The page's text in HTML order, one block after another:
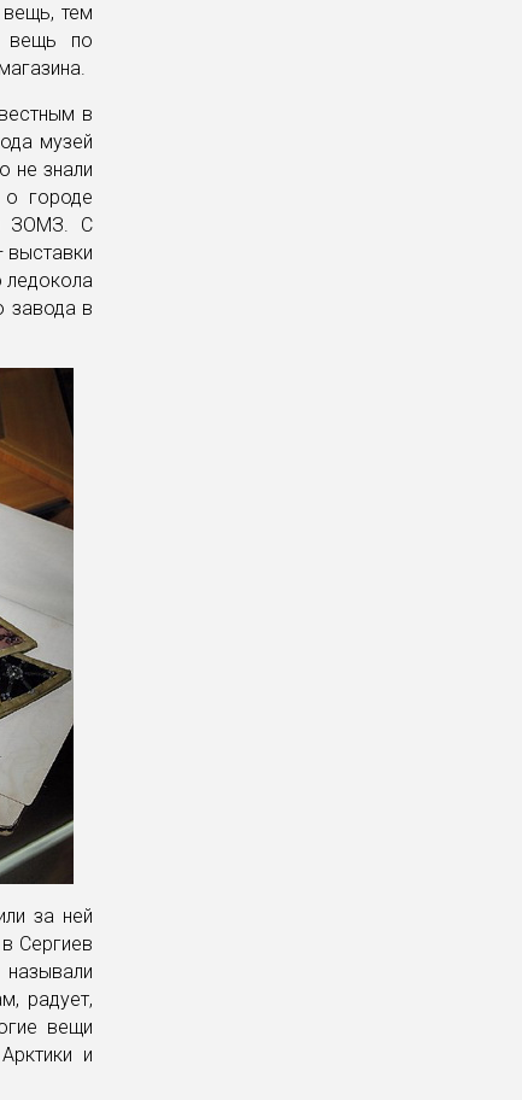
тем
вещь по
в
музей
не знали
городе
ЗОМЗ. С
ледокола
завода в
за ней
Сергиев
радует,
вещи
и